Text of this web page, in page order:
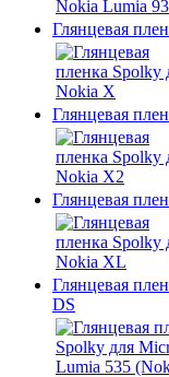
Глянцевая
Глянцевая
Глянцевая
Глянцевая
DS